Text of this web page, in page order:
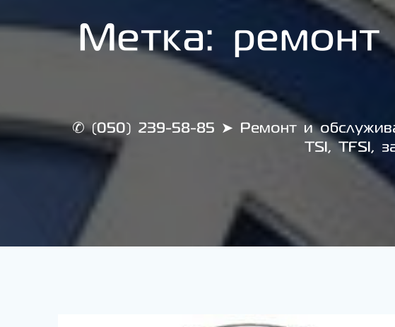
Метка:
✆ (050) 239-58-85 ➤ Ремонт и
TSI, TFSI,